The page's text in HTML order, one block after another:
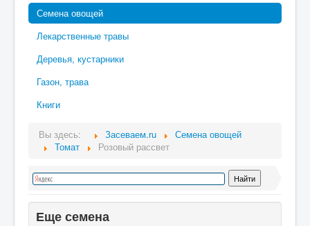
Семена овощей
Лекарственные травы
Деревья, кустарники
Газон, трава
Книги
Вы здесь: Засеваем.ru
Семена овощей
Томат
Розовый рассвет
Еще семена